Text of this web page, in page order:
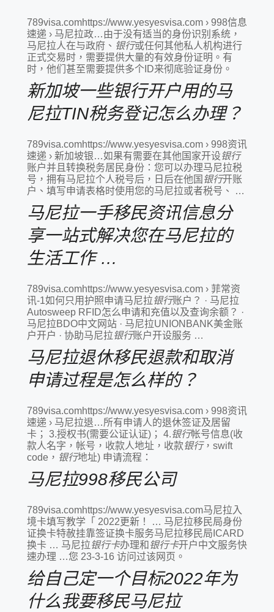
789visa.comhttps://www.yesyesvisa.com › 998信息
速递 › 马尼拉政…由于没有适当的身份识别系统，
马尼拉人在与政府、 银行或任何其他私人机构进行
正式交易时，需要提供大量的有效身份证明。有
时，他们甚至需要提供多个ID来彻底验证身份。
新加坡一些银行开户用的马
尼拉TIN税务登记怎么办理？
789visa.comhttps://www.yesyesvisa.com › 998资讯
速递 › 新加坡银…如果有需要在其他国家开设银行
账户并且转换税务居民身份：您可以办理马尼拉税
号，拥有马尼拉个人税号后，日后在他国 银行开账
户、填写申请表格时使用您的马尼拉或者税号、 …
马尼拉一手移民资讯信息分
享一站式解决您在马尼拉的
生活工作 …
789visa.comhttps://www.yesyesvisa.com › 菲常资
讯-1如何只用护照申请马尼拉银行账户？ · 马尼拉
Autosweep RFID怎么申请和充值以及查询余额？ ·
马尼拉BDO中文网站 · 马尼拉UNIONBANK美金账
户开户 · 协助马尼拉银行账户开设服务 …
马尼拉退休移民退款和取消
申请过程是怎么样的？
789visa.comhttps://www.yesyesvisa.com › 998资讯
速递 › 马尼拉退…所有申请人的退休签证及居留
卡； 3.授权书(需要公证认证)； 4.银行帐号信息(收
款人名字，帐号，收款人地址，收款银行，swift
code， 银行地址) 申请流程：
马尼拉998移民公司
789visa.comhttps://www.yesyesvisa.com马尼拉入
境卡填写教学「 2022更新！ … 马尼拉移民局身份
证换卡特赦挂靠签证换卡服务马尼拉移民局ICARD
换卡 … 马尼拉银行卡办理和 银行卡开户中文服务快
速办理 …您 23-3-16 访问过该网页。
给自己定一个目标2022年为
什么我要移民马尼拉